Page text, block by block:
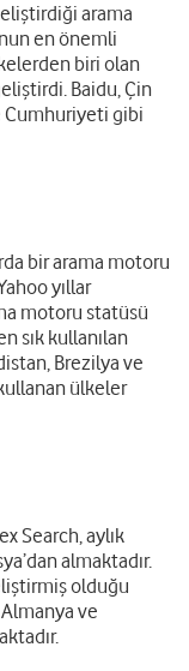
arama
en önemli
biri olan
Baidu, Çin
Cumhuriyeti gibi
bir arama motoru
yıllar
motoru statüsü
sık kullanılan
Brezilya ve
ülkeler
Search, aylık
almaktadır.
olduğu
Almanya ve